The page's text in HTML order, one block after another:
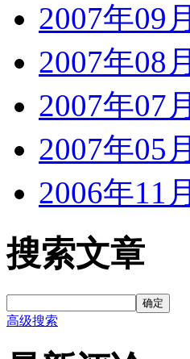
2007年09月
2007年08月
2007年07月
2007年05月
2006年11月
搜索文章
确定
高级搜索